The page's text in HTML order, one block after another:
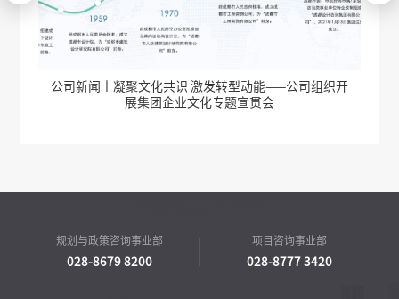
公司新闻丨凝聚文化共识 激发转型动能——公司组织开
展集团企业文化专题宣贯会
规划与政策咨询事业部
028-8679 8200
项目咨询事业部
028-8777 3420